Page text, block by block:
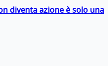
diventa azione è solo una